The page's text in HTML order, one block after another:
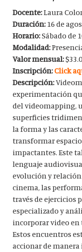
Docente:Laura
Duración: 16 de
Horario:Sábado de
Modalidad:
Valor mensual:
Inscripción:Click
Descripción:
experimentación
del videomapping,
superficies
la forma y las
transformar
impactantes. Este
lenguaje
evolución y
cinema, las
través de ejercicios
especializado y
incorporar video en
Estos encuentros
accionar de